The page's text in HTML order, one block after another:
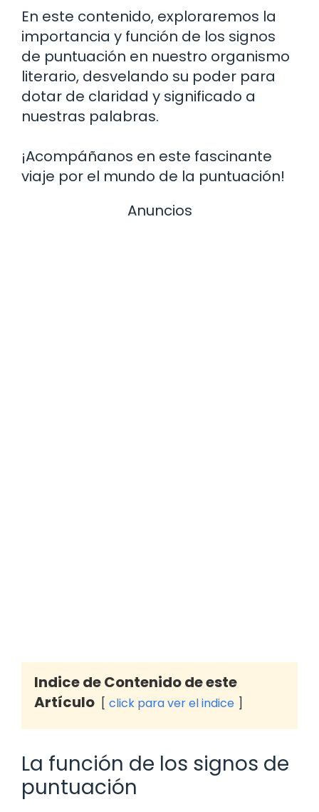
En este contenido, exploraremos la
importancia y función de los signos
de puntuación en nuestro organismo
literario, desvelando su poder para
dotar de claridad y significado a
nuestras palabras.
¡Acompáñanos en este fascinante
viaje por el mundo de la puntuación!
Anuncios
Indice de Contenido de este
Artículo
click para ver el indice
La función de los signos de
puntuación